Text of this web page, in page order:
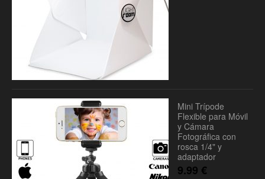
Mini Trípode
Flexible para Móvil
y Cámara
Fotográfica con
rosca 1/4" y
adaptador
9.99 €